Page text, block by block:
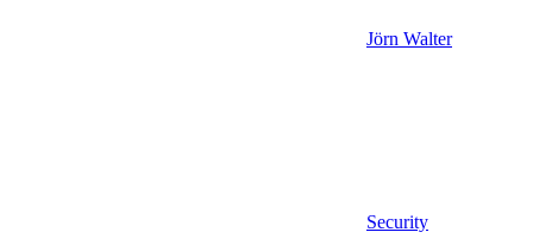
Jörn Walter
Security